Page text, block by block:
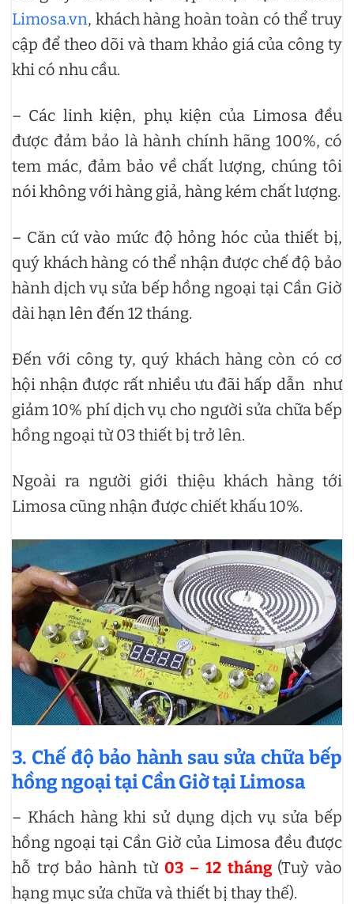
Limosa.vn, khách hàng hoàn toàn có thể truy
cập để theo dõi và tham khảo giá của công ty
khi có nhu cầu.
– Các linh kiện, phụ kiện của Limosa đều
được đảm bảo là hành chính hãng 100%, có
tem mác, đảm bảo về chất lượng, chúng tôi
nói không với hàng giả, hàng kém chất lượng.
– Căn cứ vào mức độ hỏng hóc của thiết bị,
quý khách hàng có thể nhận được chế độ bảo
hành dịch vụ sửa bếp hồng ngoại tại Cần Giờ
dài hạn lên đến 12 tháng.
Đến với công ty, quý khách hàng còn có cơ
hội nhận được rất nhiều ưu đãi hấp dẫn như
giảm 10% phí dịch vụ cho người sửa chữa bếp
hồng ngoại từ 03 thiết bị trở lên.
Ngoài ra người giới thiệu khách hàng tới
Limosa cũng nhận được chiết khấu 10%.
3. Chế độ bảo hành sau sửa chữa bếp
hồng ngoại tại Cần Giờ tại Limosa
– Khách hàng khi sử dụng dịch vụ sửa bếp
hồng ngoại tại Cần Giờ của Limosa đều được
hỗ trợ bảo hành từ 03 – 12 tháng (Tuỳ vào
hạng mục sửa chữa và thiết bị thay thế).